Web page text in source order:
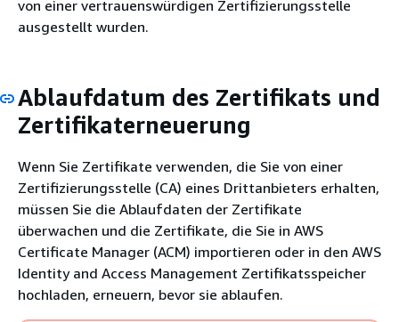
von einer vertrauenswürdigen Zertifizierungsstelle
ausgestellt wurden.
Ablaufdatum des Zertifikats und
Zertifikaterneuerung
Wenn Sie Zertifikate verwenden, die Sie von einer
Zertifizierungsstelle (CA) eines Drittanbieters erhalten,
müssen Sie die Ablaufdaten der Zertifikate
überwachen und die Zertifikate, die Sie in AWS
Certificate Manager (ACM) importieren oder in den AWS
Identity and Access Management Zertifikatsspeicher
hochladen, erneuern, bevor sie ablaufen.